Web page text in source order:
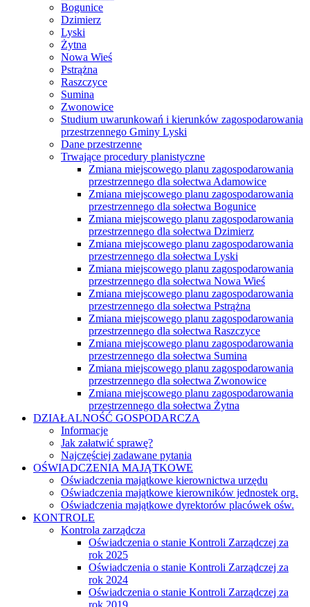
Bogunice
Dzimierz
Lyski
Żytna
Nowa Wieś
Pstrążna
Raszczyce
Sumina
Zwonowice
Studium uwarunkowań i kierunków zagospodarowania
przestrzennego Gminy Lyski
Dane przestrzenne
Trwające procedury planistyczne
Zmiana miejscowego planu zagospodarowania
przestrzennego dla sołectwa Adamowice
Zmiana miejscowego planu zagospodarowania
przestrzennego dla sołectwa Bogunice
Zmiana miejscowego planu zagospodarowania
przestrzennego dla sołectwa Dzimierz
Zmiana miejscowego planu zagospodarowania
przestrzennego dla sołectwa Lyski
Zmiana miejscowego planu zagospodarowania
przestrzennego dla sołectwa Nowa Wieś
Zmiana miejscowego planu zagospodarowania
przestrzennego dla sołectwa Pstrążna
Zmiana miejscowego planu zagospodarowania
przestrzennego dla sołectwa Raszczyce
Zmiana miejscowego planu zagospodarowania
przestrzennego dla sołectwa Sumina
Zmiana miejscowego planu zagospodarowania
przestrzennego dla sołectwa Zwonowice
Zmiana miejscowego planu zagospodarowania
przestrzennego dla sołectwa Żytna
DZIAŁALNOŚĆ GOSPODARCZA
Informacje
Jak załatwić sprawę?
Najczęściej zadawane pytania
OŚWIADCZENIA MAJĄTKOWE
Oświadczenia majątkowe kierownictwa urzędu
Oświadczenia majątkowe kierowników jednostek org.
Oświadczenia majątkowe dyrektorów placówek ośw.
KONTROLE
Kontrola zarządcza
Oświadczenia o stanie Kontroli Zarządczej za
rok 2025
Oświadczenia o stanie Kontroli Zarządczej za
rok 2024
Oświadczenia o stanie Kontroli Zarządczej za